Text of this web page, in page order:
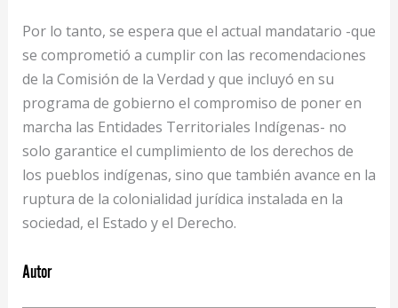
Por lo tanto, se espera que el actual mandatario -que
se comprometió a cumplir con las recomendaciones
de la Comisión de la Verdad y que incluyó en su
programa de gobierno el compromiso de poner en
marcha las Entidades Territoriales Indígenas- no
solo garantice el cumplimiento de los derechos de
los pueblos indígenas, sino que también avance en la
ruptura de la colonialidad jurídica instalada en la
sociedad, el Estado y el Derecho.
Autor